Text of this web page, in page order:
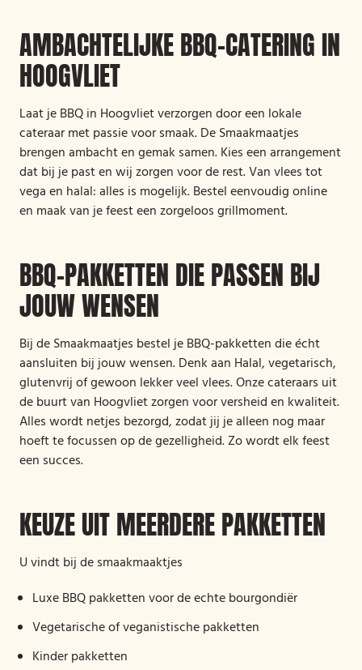
AMBACHTELIJKE BBQ-CATERING IN
HOOGVLIET
Laat je BBQ in Hoogvliet verzorgen door een lokale
cateraar met passie voor smaak. De Smaakmaatjes
brengen ambacht en gemak samen. Kies een arrangement
dat bij je past en wij zorgen voor de rest. Van vlees tot
vega en halal: alles is mogelijk. Bestel eenvoudig online
en maak van je feest een zorgeloos grillmoment.
BBQ-PAKKETTEN DIE PASSEN BIJ
JOUW WENSEN
Bij de Smaakmaatjes bestel je BBQ-pakketten die écht
aansluiten bij jouw wensen. Denk aan Halal, vegetarisch,
glutenvrij of gewoon lekker veel vlees. Onze cateraars uit
de buurt van Hoogvliet zorgen voor versheid en kwaliteit.
Alles wordt netjes bezorgd, zodat jij je alleen nog maar
hoeft te focussen op de gezelligheid. Zo wordt elk feest
een succes.
KEUZE UIT MEERDERE PAKKETTEN
U vindt bij de smaakmaaktjes
Luxe BBQ pakketten voor de echte bourgondiër
Vegetarische of veganistische pakketten
Kinder pakketten